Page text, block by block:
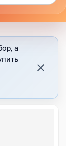
а
close